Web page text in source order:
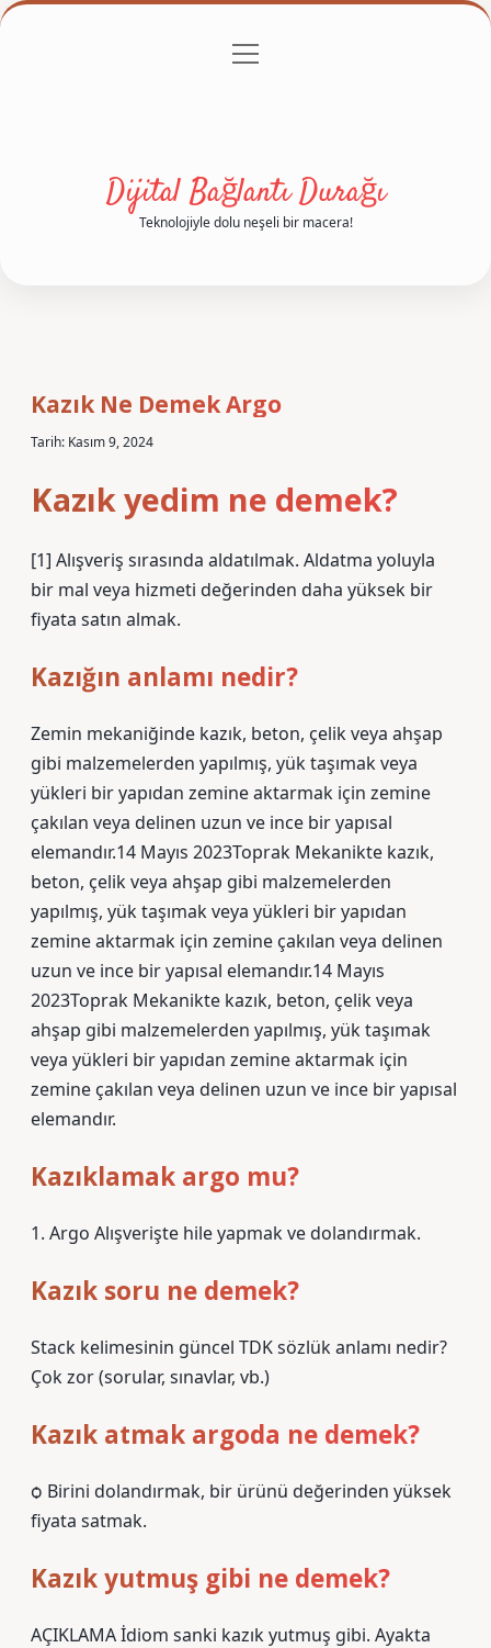
Gizlilik Politikası
menüyü
Dijital Bağlantı Durağı
Teknolojiyle dolu neşeli bir macera!
Kazık Ne Demek Argo
Tarih: Kasım 9, 2024
Kazık yedim ne demek?
[1] Alışveriş sırasında aldatılmak. Aldatma yoluyla
bir mal veya hizmeti değerinden daha yüksek bir
fiyata satın almak.
Kazığın anlamı nedir?
Zemin mekaniğinde kazık, beton, çelik veya ahşap
gibi malzemelerden yapılmış, yük taşımak veya
yükleri bir yapıdan zemine aktarmak için zemine
çakılan veya delinen uzun ve ince bir yapısal
elemandır.14 Mayıs 2023Toprak Mekanikte kazık,
beton, çelik veya ahşap gibi malzemelerden
yapılmış, yük taşımak veya yükleri bir yapıdan
zemine aktarmak için zemine çakılan veya delinen
uzun ve ince bir yapısal elemandır.14 Mayıs
2023Toprak Mekanikte kazık, beton, çelik veya
ahşap gibi malzemelerden yapılmış, yük taşımak
veya yükleri bir yapıdan zemine aktarmak için
zemine çakılan veya delinen uzun ve ince bir yapısal
elemandır.
Kazıklamak argo mu?
1. Argo Alışverişte hile yapmak ve dolandırmak.
Kazık soru ne demek?
Stack kelimesinin güncel TDK sözlük anlamı nedir?
Çok zor (sorular, sınavlar, vb.)
Kazık atmak argoda ne demek?
ѻ Birini dolandırmak, bir ürünü değerinden yüksek
fiyata satmak.
Kazık yutmuş gibi ne demek?
AÇIKLAMA İdiom sanki kazık yutmuş gibi. Ayakta